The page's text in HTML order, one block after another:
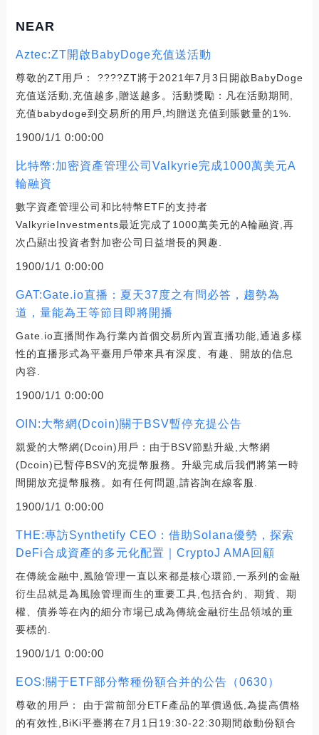
NEAR
Aztec:ZT開啟BabyDoge充值送活動
尊敬的ZT用戶： ????ZT將于2021年7月3日開啟BabyDoge
充值送活動,充值越多,贈送越多。活動獎勵：凡在活動期間,
充值babydoge到交易所的用戶,均贈送充值到賬數量的1%.
1900/1/1 0:00:00
比特幣:加密資產管理公司Valkyrie完成1000萬美元A
輪融資
數字資產管理公司和比特幣ETF的支持者
ValkyrieInvestments最近完成了1000萬美元的A輪融資,再
次凸顯出投資者對加密公司日益增長的興趣.
1900/1/1 0:00:00
GAT:Gate.io直播：夏天37度之有問必答，趨勢為
道，量能為王等節目即將開播
Gate.io直播間作為行業內首個交易所內置直播功能,通過多樣
性的直播形式為平臺用戶帶來具有深度、有趣、開放的信息
內容.
1900/1/1 0:00:00
OIN:大幣網(Dcoin)關于BSV暫停充提公告
親愛的大幣網(Dcoin)用戶：由于BSV節點升級,大幣網
(Dcoin)已暫停BSV的充提幣服務。升級完成后我們將第一時
間開放充提幣服務。如有任何問題,請咨詢在線客服.
1900/1/1 0:00:00
THE:專訪Synthetify CEO：借助Solana優勢，探索
DeFi合成資產的多元化配置｜CryptoJ AMA回顧
在傳統金融中,風險管理一直以來都是核心環節,一系列的金融
衍生品就是為風險管理而生的重要工具,包括合約、期貨、期
權、債券等在內的細分市場已成為傳統金融衍生品領域的重
要標的.
1900/1/1 0:00:00
EOS:關于ETF部分幣種份額合并的公告（0630）
尊敬的用戶： 由于當前部分ETF產品的單價過低,為提高價格
的有效性,BiKi平臺將在7月1日19:30-22:30期間啟動份額合